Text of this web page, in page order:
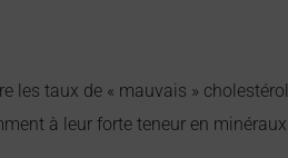
les taux de « mauvais » cholestérol.
à leur forte teneur en minéraux.